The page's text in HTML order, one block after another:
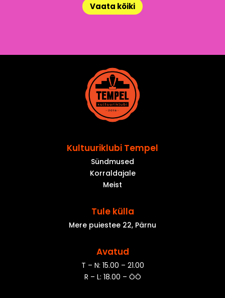
Vaata kõiki
Kultuuriklubi Tempel
Sündmused
Korraldajale
Meist
Tule külla
Mere puiestee 22, Pärnu
Avatud
T – N: 15.00 – 21.00
R – L: 18.00 – ÖÖ